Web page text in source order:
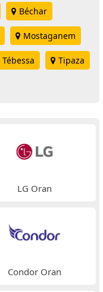
Béchar
Mostaganem
Tébessa Tipaza
LG Oran
Condor Oran